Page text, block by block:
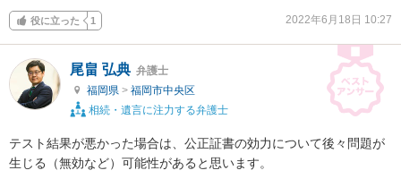
役に立った 1 2022年6月18日 10:27
尾畠 弘典 弁護士
福岡県 > 福岡市中央区
相続・遺言に注力する弁護士
テスト結果が悪かった場合は、公正証書の効力について後々問題が
生じる（無効など）可能性があると思います。